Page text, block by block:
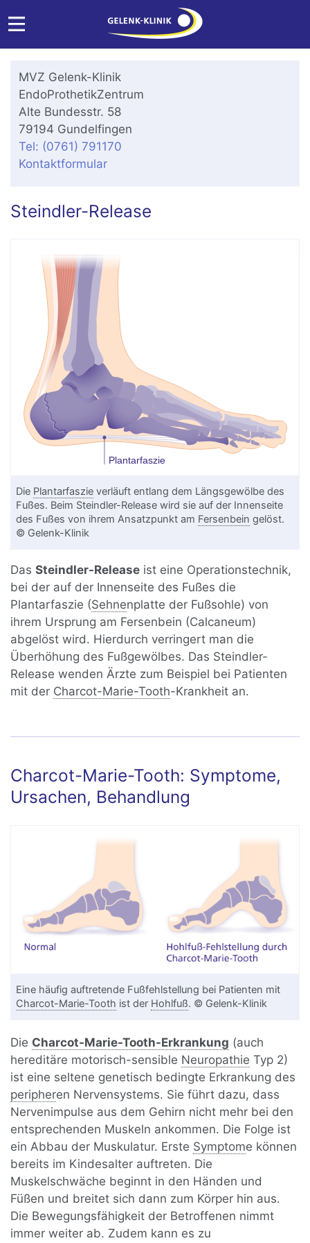
MVZ Gelenk-Klinik
EndoProthetikZentrum
Alte Bundesstr. 58
79194 Gundelfingen
Tel: (0761) 791170
Kontaktformular
Steindler-Release
Die Plantarfaszie verläuft entlang dem Längsgewölbe des
Fußes. Beim Steindler-Release wird sie auf der Innenseite
des Fußes von ihrem Ansatzpunkt am Fersenbein gelöst.
© Gelenk-Klinik
DasSteindler-Release ist eine Operationstechnik,
bei der auf der Innenseite des Fußes die
Plantarfaszie (Sehnenplatte der Fußsohle) von
ihrem Ursprung am Fersenbein (Calcaneum)
abgelöst wird. Hierdurch verringert man die
Überhöhung des Fußgewölbes. Das Steindler-
Release wenden Ärzte zum Beispiel bei Patienten
mit der Charcot-Marie-Tooth-Krankheit an.
Charcot-Marie-Tooth: Symptome,
Ursachen, Behandlung
Eine häufig auftretende Fußfehlstellung bei Patienten mit
Charcot-Marie-Tooth ist der Hohlfuß. © Gelenk-Klinik
Die Charcot-Marie-Tooth-Erkrankung (auch
hereditäre motorisch-sensible Neuropathie Typ 2)
ist eine seltene genetisch bedingte Erkrankung des
peripheren Nervensystems. Sie führt dazu, dass
Nervenimpulse aus dem Gehirn nicht mehr bei den
entsprechenden Muskeln ankommen. Die Folge ist
ein Abbau der Muskulatur. Erste Symptome können
bereits im Kindesalter auftreten. Die
Muskelschwäche beginnt in den Händen und
Füßen und breitet sich dann zum Körper hin aus.
Die Bewegungsfähigkeit der Betroffenen nimmt
immer weiter ab. Zudem kann es zu